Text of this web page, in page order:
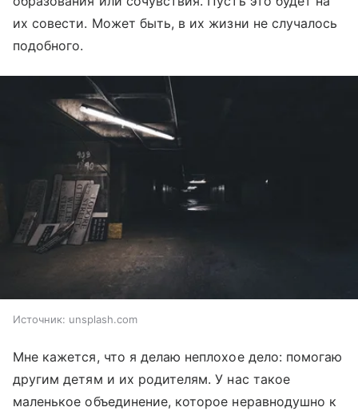
их совести. Может быть, в их жизни не случалось
подобного.
Источник: unsplash.com
Мне кажется, что я делаю неплохое дело: помогаю
другим детям и их родителям. У нас такое
маленькое объединение, которое неравнодушно к